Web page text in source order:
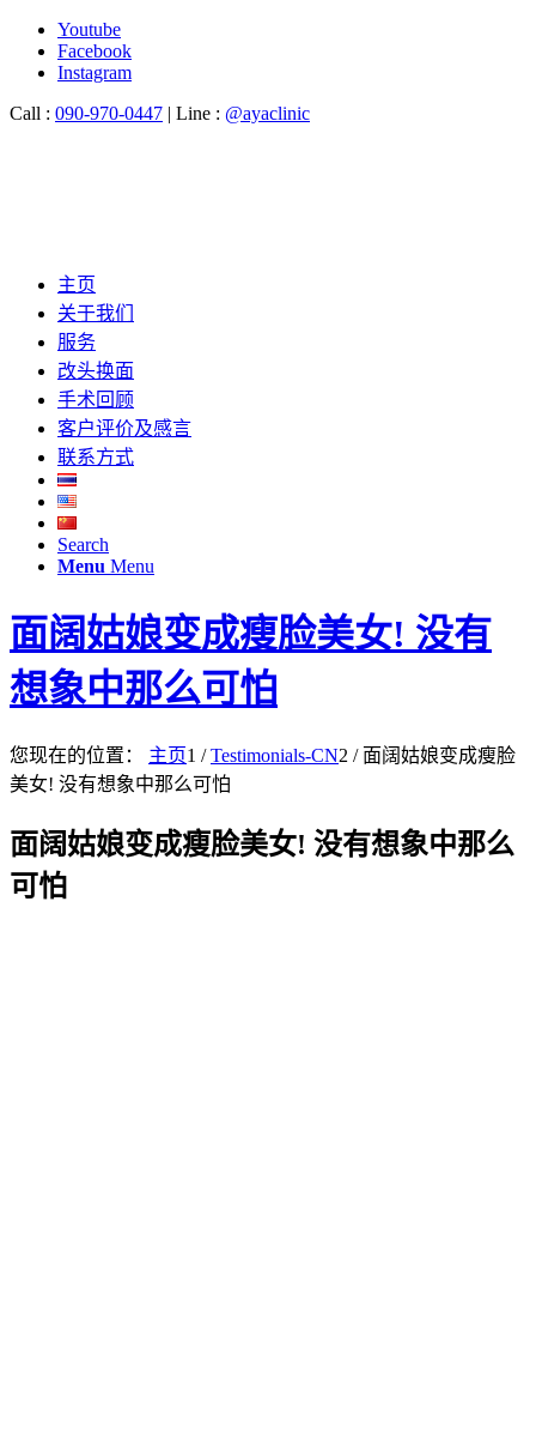
Youtube
Facebook
Instagram
Call : 090-970-0447 | Line : @ayaclinic
主页
关于我们
服务
改头换面
手术回顾
客户评价及感言
联系方式
Search
Menu Menu
面阔姑娘变成瘦脸美女! 没有
想象中那么可怕
您现在的位置： 主页1 / Testimonials-CN2 / 面阔姑娘变成瘦脸
美女! 没有想象中那么可怕
面阔姑娘变成瘦脸美女! 没有想象中那么
可怕